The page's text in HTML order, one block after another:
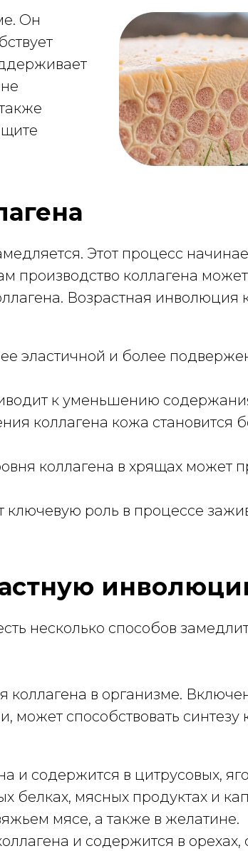
Он
Этот процесс
коллагена может
Возрастная инволюция
эластичной и более
к уменьшению
коллагена кожа становится
коллагена в хрящах может
ключевую роль в процессе
несколько способов
в организме.
способствовать
и содержится в цитрусовых,
белках, мясных продуктах и
мясе, а также в желатине.
и содержится в орехах,